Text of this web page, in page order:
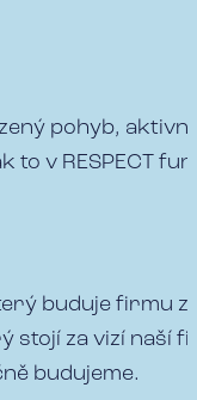
pohyb,
v RESPECT
buduje firmu
stojí za vizí naší
budujeme.